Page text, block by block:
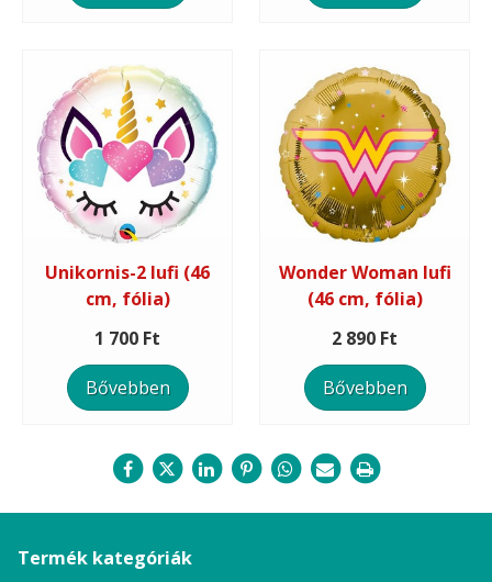
Unikornis-2 lufi (46
cm, fólia)
1 700 Ft
Bővebben
Wonder Woman lufi
(46 cm, fólia)
2 890 Ft
Bővebben
Termék kategóriák